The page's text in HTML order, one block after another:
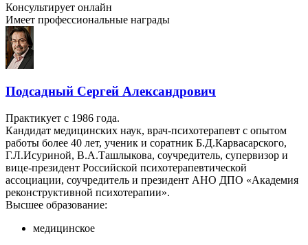
Консультирует онлайн
Имеет профессиональные награды
Подсадный Сергей Александрович
Практикует с 1986 года.
Кандидат медицинских наук, врач-психотерапевт с опытом
работы более 40 лет, ученик и соратник Б.Д.Карвасарского,
Г.Л.Исуриной, В.А.Ташлыкова, соучредитель, супервизор и
вице-президент Российской психотерапевтической
ассоциации, соучредитель и президент АНО ДПО «Академия
реконструктивной психотерапии».
Высшее образование:
медицинское